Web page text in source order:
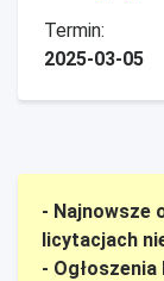
Termin:
2025-03-05
- Najnowsze
licytacjach
-